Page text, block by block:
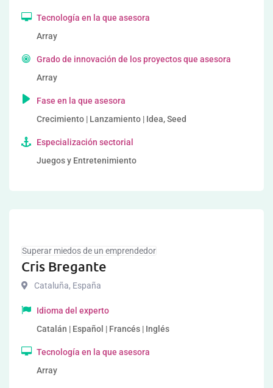
Tecnología en la que asesora
Array
Grado de innovación de los proyectos que asesora
Array
Fase en la que asesora
Crecimiento | Lanzamiento | Idea, Seed
Especialización sectorial
Juegos y Entretenimiento
Superar miedos de un emprendedor
Cris Bregante
Cataluña, España
Idioma del experto
Catalán | Español | Francés | Inglés
Tecnología en la que asesora
Array